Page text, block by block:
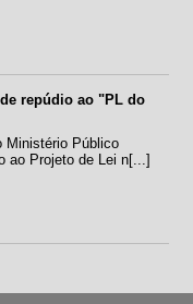
repúdio ao "PL do
Ministério Público
ao Projeto de Lei n[...]